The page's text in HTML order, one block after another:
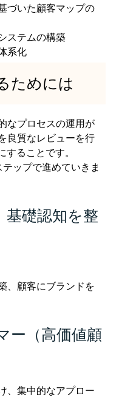
づいた顧客マップの
ステムの構築
系化
ためには
なプロセスの運用が
良質なレビューを行
することです。
ップで進めていきま
基礎認知を整
、顧客にブランドを
ー（高価値顧
、集中的なアプロー